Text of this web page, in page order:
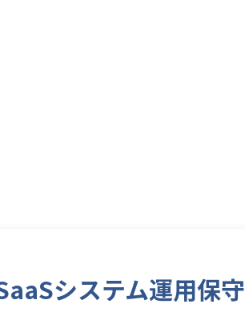
システム運用保守